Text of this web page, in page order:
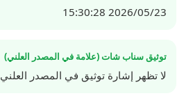
2026/05/23 15:30:28
توثيق سناب شات (علامة في المصدر العلني)
لا تظهر إشارة توثيق في المصدر العلني